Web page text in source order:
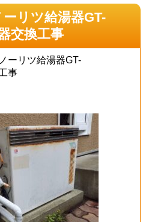
リツ給湯器GT-
交換工事
ーリツ給湯器GT-
事